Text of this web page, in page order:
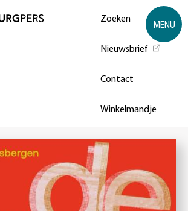
Zoeken
Nieuwsbrief
Contact
Winkelmandje
MENU